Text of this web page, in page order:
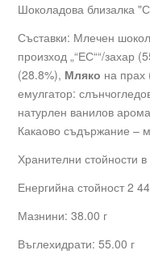
Шоколадова близалка
Съставки: Млечен
произход „“ЕС““/захар
(28.8%), Мляко на прах
емулгатор:
натурлен ванилов
Какаово съдържание –
Хранителни стойности в
Енергийна стойност 2
Мазнини: 38.00 г
Въглехидрати: 55.00 г